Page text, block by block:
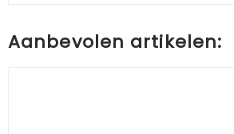
Aanbevolen artikelen: